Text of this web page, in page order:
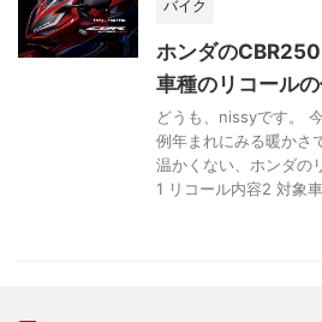
バイク
ホンダの
車種のリコール
どうも、nissyです。
例年まれにみる暖かさ
温かくない、ホンダの
1 リコール内容2 対象